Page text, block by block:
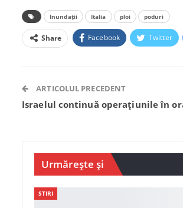
Inundații Italia ploi poduri
Share Facebook Twitter
ARTICOLUL PRECEDENT
Israelul continuă operațiunile în
Urmărește și
STIRI